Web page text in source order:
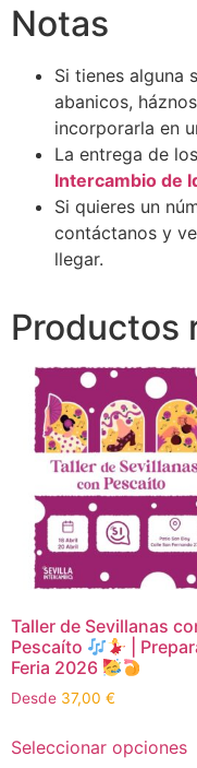
Notas
Si tienes alguna
abanicos,
incorporarla en
La entrega de
Intercambio de
Si quieres un
contáctanos y
llegar.
Productos
Taller de Sevillanas
Pescaíto
|
Feria 2026
Desde 37,00 €
Seleccionar opciones